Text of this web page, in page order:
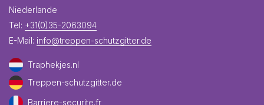
Niederlande
Tel: +31(0)35-2063094
E-Mail: info@treppen-schutzgitter.de
Traphekjes.nl
Treppen-schutzgitter.de
Barriere-securite.fr